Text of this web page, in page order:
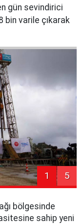
gün sevindirici
bin varile çıkarak
1 5
bölgesinde
sahip yeni